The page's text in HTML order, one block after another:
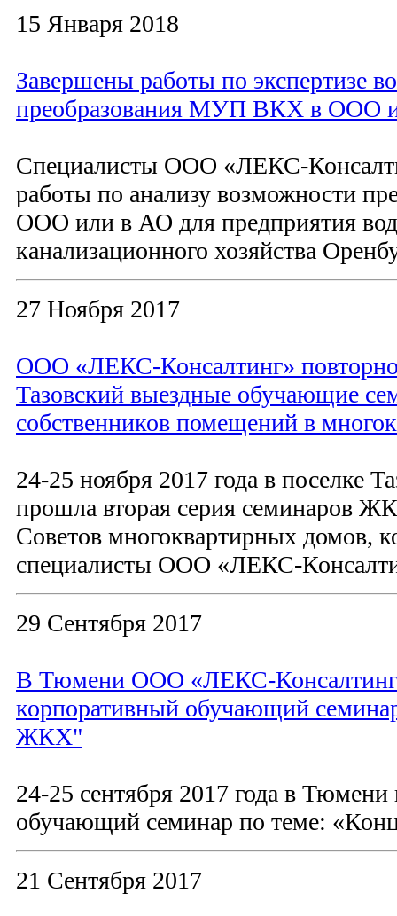
15 Января 2018
Завершены работы по экспертизе
преобразования МУП ВКХ в ООО
Специалисты ООО «ЛЕКС-
работы по анализу возможности
ООО или в АО для предприятия
канализационного хозяйства
27 Ноября 2017
ООО «ЛЕКС-Консалтинг» повторно
Тазовский выездные обучающие
собственников помещений в
24-25 ноября 2017 года в поселке
прошла вторая серия семинаров
Советов многоквартирных домов,
специалисты ООО «ЛЕКС-
29 Сентября 2017
В Тюмени ООО «ЛЕКС-
корпоративный обучающий
ЖКХ"
24-25 сентября 2017 года в
обучающий семинар по теме:
21 Сентября 2017